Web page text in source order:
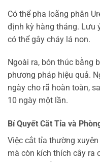
Có thể pha loãng phân
định kỳ hàng tháng. Lưu
có thể gây cháy lá non.
Ngoài ra, bón thúc bằng
phương pháp hiệu quả.
ngày cho rã hoàn toàn,
10 ngày một lần.
Bí Quyết Cắt Tỉa và
Việc cắt tỉa thường
mà còn kích thích cây ra